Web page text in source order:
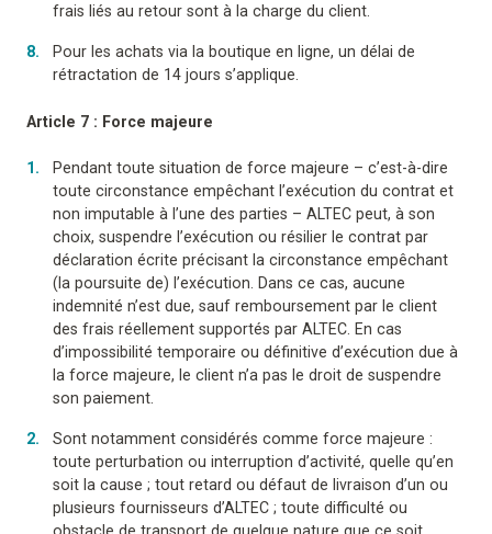
frais liés au retour sont à la charge du client.
Pour les achats via la boutique en ligne, un délai de
rétractation de 14 jours s’applique.
Article 7 : Force majeure
Pendant toute situation de force majeure – c’est-à-dire
toute circonstance empêchant l’exécution du contrat et
non imputable à l’une des parties – ALTEC peut, à son
choix, suspendre l’exécution ou résilier le contrat par
déclaration écrite précisant la circonstance empêchant
(la poursuite de) l’exécution. Dans ce cas, aucune
indemnité n’est due, sauf remboursement par le client
des frais réellement supportés par ALTEC. En cas
d’impossibilité temporaire ou définitive d’exécution due à
la force majeure, le client n’a pas le droit de suspendre
son paiement.
Sont notamment considérés comme force majeure :
toute perturbation ou interruption d’activité, quelle qu’en
soit la cause ; tout retard ou défaut de livraison d’un ou
plusieurs fournisseurs d’ALTEC ; toute difficulté ou